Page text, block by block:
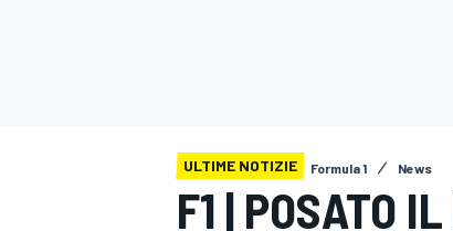
ULTIME NOTIZIE Formula 1 News
F1 | POSATO